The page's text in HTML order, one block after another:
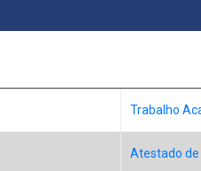
Trabalho
Atestado